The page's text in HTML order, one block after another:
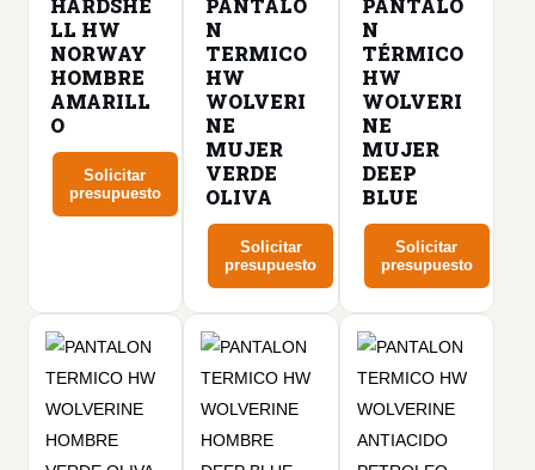
HARDSHE
LL HW
NORWAY
HOMBRE
AMARILL
O
Solicitar
presupuesto
múltiples
variantes.
Las
opciones
PANTALO
N
TERMICO
HW
WOLVERI
NE
MUJER
VERDE
OLIVA
Solicitar
presupuesto
Este
producto
PANTALO
N
TÉRMICO
HW
WOLVERI
NE
MUJER
DEEP
BLUE
Solicitar
presupuesto
Este
producto